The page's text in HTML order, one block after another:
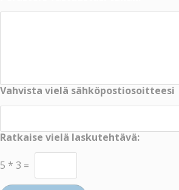
Vahvista vielä sähköpostiosoitteesi
Ratkaise vielä laskutehtävä:
5 * 3 =